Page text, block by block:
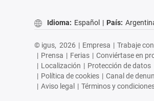
Idioma: Español | País:
© igus, 2026 | Empresa | Trabaje
| Prensa | Ferias | Conviértase en
| Localización | Protección de datos
| Política de cookies | Canal de
| Aviso legal | Términos y